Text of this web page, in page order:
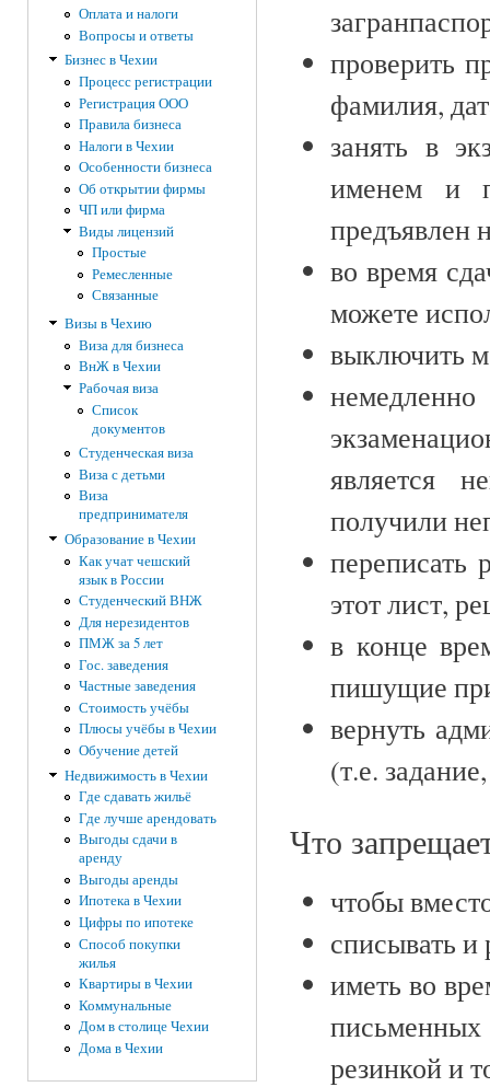
Оплата и налоги
Вопросы и ответы
Бизнес в Чехии
Процесс регистрации
Регистрация ООО
Правила бизнеса
Налоги в Чехии
Особенности бизнеса
Об открытии фирмы
ЧП или фирма
Виды лицензий
Простые
Ремесленные
Связанные
Визы в Чехию
Виза для бизнеса
ВнЖ в Чехии
Рабочая виза
Список
документов
Студенческая виза
Виза с детьми
Виза
предпринимателя
Образование в Чехии
Как учат чешский
язык в России
Студенческий ВНЖ
Для нерезидентов
ПМЖ за 5 лет
Гос. заведения
Частные заведения
Стоимость учёбы
Плюсы учёбы в Чехии
Обучение детей
Недвижимость в Чехии
Где сдавать жильё
Где лучше арендовать
Выгоды сдачи в
аренду
Выгоды аренды
Ипотека в Чехии
Цифры по ипотеке
Способ покупки
жилья
Квартиры в Чехии
Коммунальные
Дом в столице Чехии
Дома в Чехии
проверить
фамилия,
занять в
именем и
предъявлен
во время
можете
выключить
является
получили
переписать
этот лист,
в конце
пишущие
вернуть
(т.е.
Что
чтобы
списывать и
иметь во
резинкой и